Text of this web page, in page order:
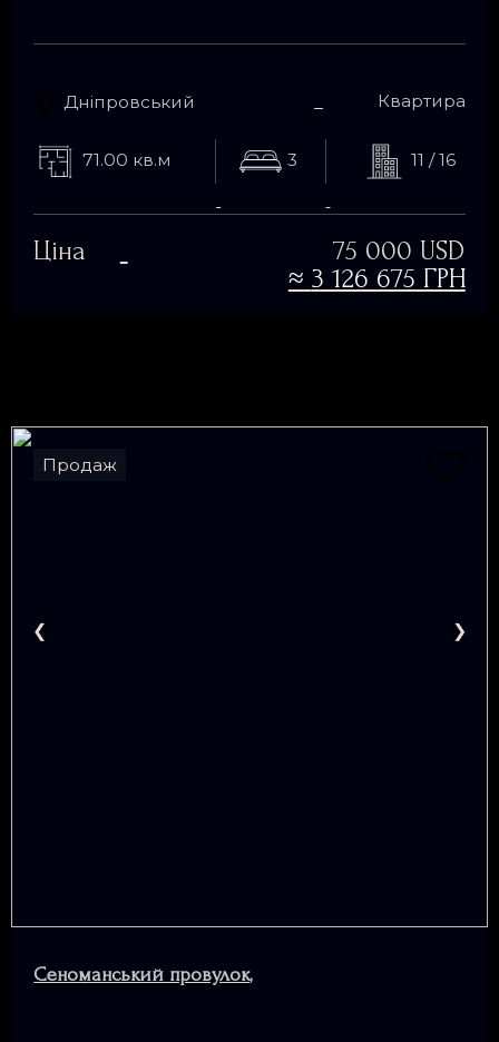
Дніпровський Квартира
71.00 кв.м 3 11 / 16
Ціна
75 000 USD
≈ 3 126 675 ГРН
Продаж
Сеноманський провулок,